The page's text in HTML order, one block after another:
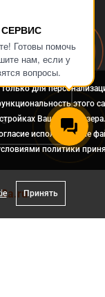
Готовы помочь
нам, если у
вопросы.
для
этого
Вашего браузера.
использование
политики
Принять